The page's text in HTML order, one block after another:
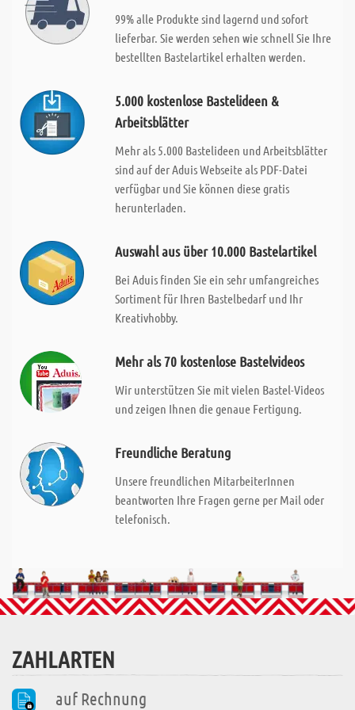
99% alle Produkte sind lagernd und sofort
lieferbar. Sie werden sehen wie schnell Sie Ihre
bestellten Bastelartikel erhalten werden.
5.000 kostenlose Bastelideen &
Arbeitsblätter
Mehr als 5.000 Bastelideen und Arbeitsblätter
sind auf der Aduis Webseite als PDF-Datei
verfügbar und Sie können diese gratis
herunterladen.
Auswahl aus über 10.000 Bastelartikel
Bei Aduis finden Sie ein sehr umfangreiches
Sortiment für Ihren Bastelbedarf und Ihr
Kreativhobby.
Mehr als 70 kostenlose Bastelvideos
Wir unterstützen Sie mit vielen Bastel-Videos
und zeigen Ihnen die genaue Fertigung.
Freundliche Beratung
Unsere freundlichen MitarbeiterInnen
beantworten Ihre Fragen gerne per Mail oder
telefonisch.
ZAHLARTEN
auf Rechnung